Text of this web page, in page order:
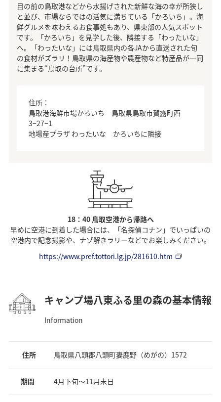
目の前の鳥取港などから水揚げされた新鮮な海の幸が所狭し
と並び、市場ならではの活気に満ちている「かろいち」。海
鮮グルメを味わえるお食事処もあり、県東部の人気スポット
です。「かろいち」を見学した後、隣接する「わったいな」
へ。「わったいな」には鳥取県内の各JAから直送された旬
の食材がズラリ！鳥取県の海産物や農産物など特産品が一同
に集まる“鳥取の台所”です。
住所：
鳥取港海鮮市場かろいち 鳥取県鳥取市賀露町西
3−27−1
地場産プラザ わったいな かろいちに隣接
18：40 鳥取空港から帰路へ
早めに空港に到着した場合には、「名探偵コナン」でいっぱいの
空港内で記念撮影や、ナゾ解きラリーなどでお楽しみください。
https://www.pref.tottori.lg.jp/281610.htm
キャンプ場八東ふる里の森の基本情報
Information
住所 鳥取県八頭郡八頭町妻鹿野（めがの）1572
期間 4月下旬～11月末日